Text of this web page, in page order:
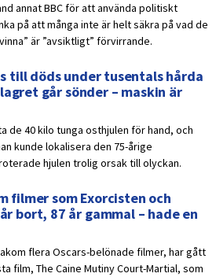
annat BBC för att använda politiskt
på att många inte är helt säkra på vad de
är ”avsiktligt” förvirrande.
till döds under tusentals hårda
går sönder – maskin är
de 40 kilo tunga osthjulen för hand, och
kunde lokalisera den 75-årige
hjulen trolig orsak till olyckan.
filmer som Exorcisten och
bort, 87 år gammal – hade en
flera Oscars-belönade filmer, har gått
film, The Caine Mutiny Court-Martial, som